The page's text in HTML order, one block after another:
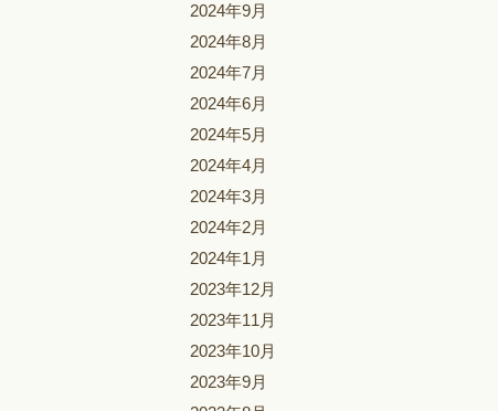
2024年9月
2024年8月
2024年7月
2024年6月
2024年5月
2024年4月
2024年3月
2024年2月
2024年1月
2023年12月
2023年11月
2023年10月
2023年9月